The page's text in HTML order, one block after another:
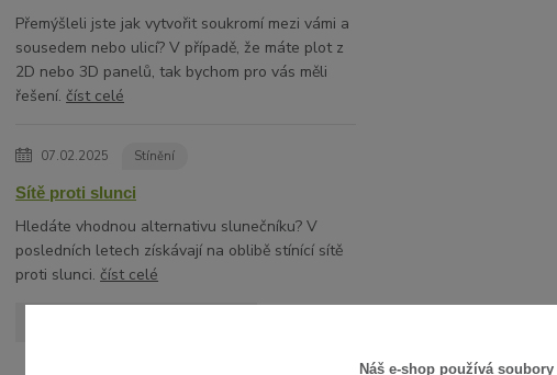
Přemýšleli jste jak vytvořit soukromí mezi vámi a
sousedem nebo ulicí? V případě, že máte plot z
2D nebo 3D panelů, tak bychom pro vás měli
řešení.číst celé
07.02.2025 Stínění
Sítě proti slunci
Hledáte vhodnou alternativu slunečníku? V
posledních letech získávají na oblibě stínící sítě
proti slunci.číst celé
Náš e-shop používá soubory